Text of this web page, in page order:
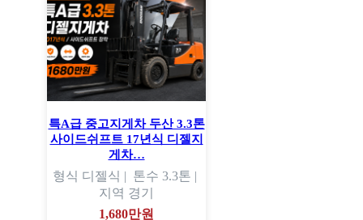
특A급 중고지게차 두산 3.3톤
사이드쉬프트 17년식 디젤지
게차…
형식 디젤식 | 톤수 3.3톤 |
지역 경기
1,680만원